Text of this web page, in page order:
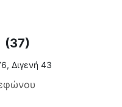
(37)
Διγενή 43